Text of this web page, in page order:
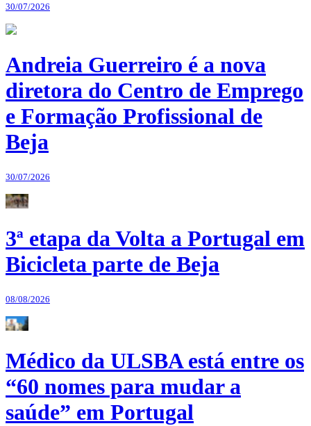
30/07/2026
Andreia Guerreiro é a nova
diretora do Centro de Emprego
e Formação Profissional de
Beja
30/07/2026
3ª etapa da Volta a Portugal em
Bicicleta parte de Beja
08/08/2026
Médico da ULSBA está entre os
“60 nomes para mudar a
saúde” em Portugal